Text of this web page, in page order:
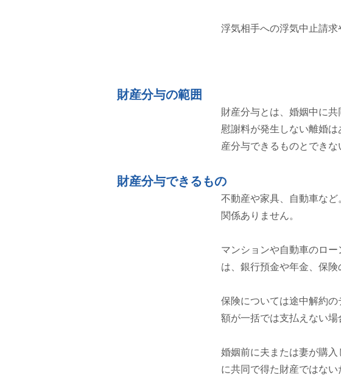
浮気相手への浮気中止請求
財産分与の範囲
財産分与とは、婚姻中に共
慰謝料が発生しない離婚
産分与できるものとできな
財産分与できるもの
不動産や家具、自動車な
関係ありません。
マンションや自動車のロ
は、銀行預金や年金、保
保険については途中解約
額が一括では支払えない場
婚姻前に夫または妻が購
に共同で得た財産ではな